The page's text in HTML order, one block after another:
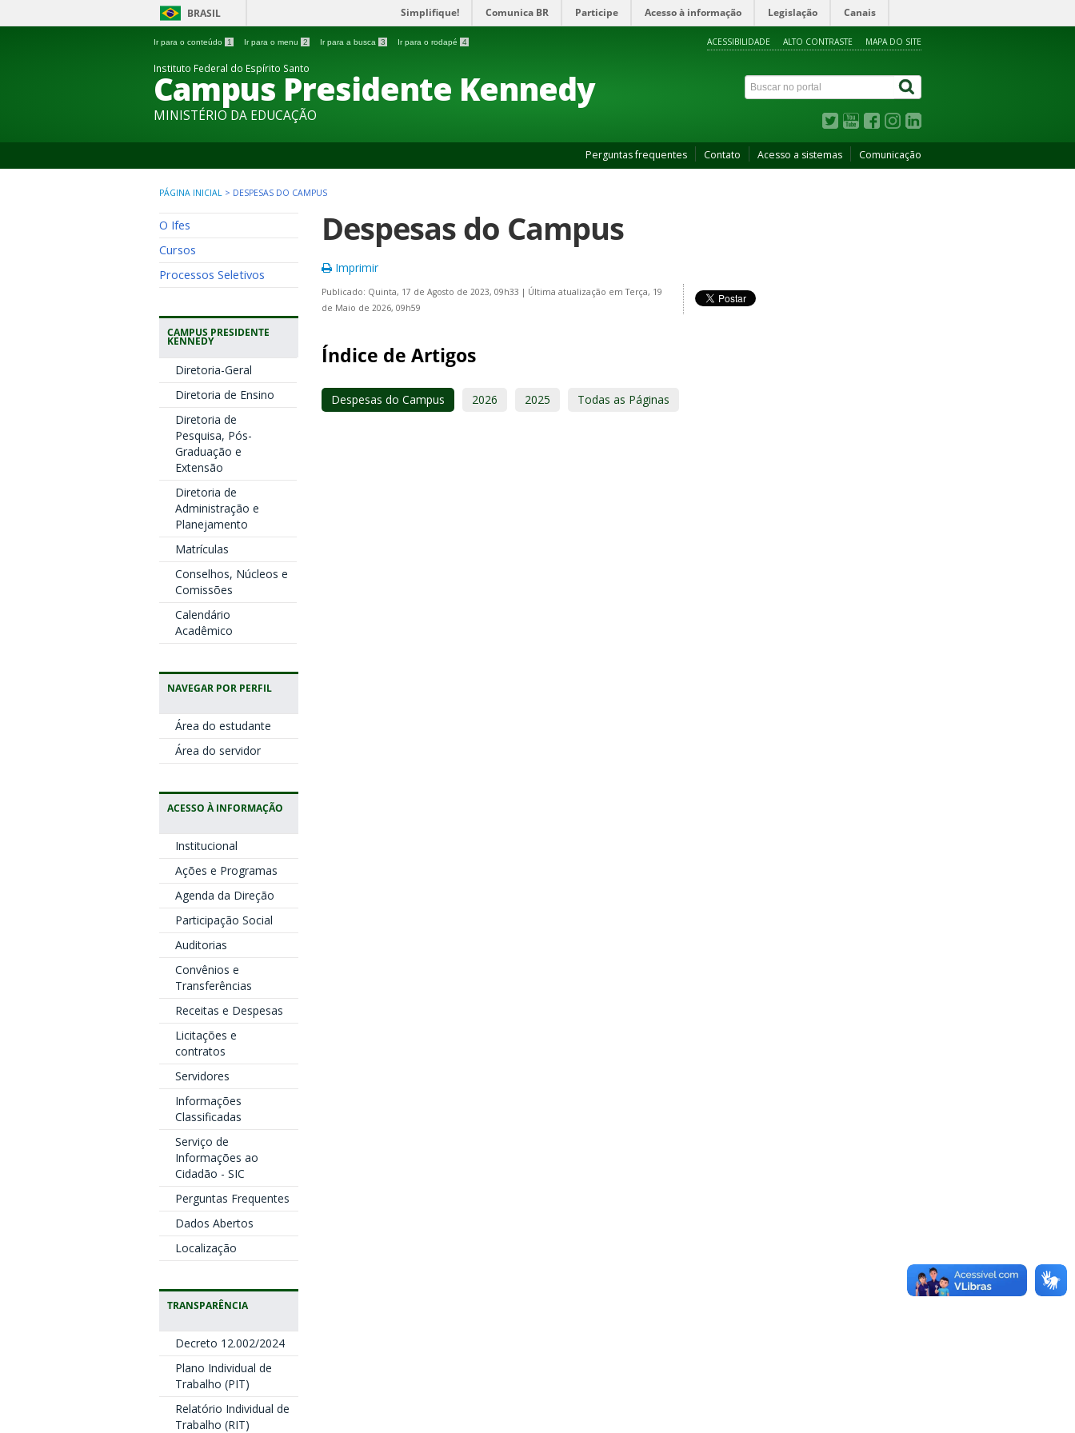
BRASIL Simplifique! Comunica BR Participe Acesso à informação Legislação Canais
Ir para o conteúdo 1 Ir para o menu 2 Ir para a busca 3 Ir para o rodapé 4 ACESSIBILIDADE ALTO CONTRASTE MAPA DO SITE
Instituto Federal do Espírito Santo
Campus Presidente Kennedy
MINISTÉRIO DA EDUCAÇÃO
Perguntas frequentes Contato Acesso a sistemas Comunicação
PÁGINA INICIAL > DESPESAS DO CAMPUS
O Ifes
Cursos
Processos Seletivos
CAMPUS PRESIDENTE
KENNEDY
Diretoria-Geral
Diretoria de Ensino
Diretoria de
Pesquisa, Pós-
Graduação e
Extensão
Diretoria de
Administração e
Planejamento
Matrículas
Conselhos, Núcleos e
Comissões
Calendário
Acadêmico
NAVEGAR POR PERFIL
Área do estudante
Área do servidor
ACESSO À INFORMAÇÃO
Institucional
Ações e Programas
Agenda da Direção
Participação Social
Auditorias
Convênios e
Transferências
Receitas e Despesas
Licitações e
contratos
Servidores
Informações
Classificadas
Serviço de
Informações ao
Cidadão - SIC
Perguntas Frequentes
Dados Abertos
Localização
TRANSPARÊNCIA
Decreto 12.002/2024
Plano Individual de
Trabalho (PIT)
Relatório Individual de
Trabalho (RIT)
Despesas do Campus
Imprimir
Publicado: Quinta, 17 de Agosto de 2023, 09h33 | Última atualização em Terça, 19
de Maio de 2026, 09h59
Índice de Artigos
Despesas do Campus 2026 2025 Todas as Páginas